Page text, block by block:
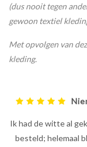
(dus nooit tegen
gewoon textiel
Met opvolgen van
kleding.
Ik had de witte al
besteld; helemaal